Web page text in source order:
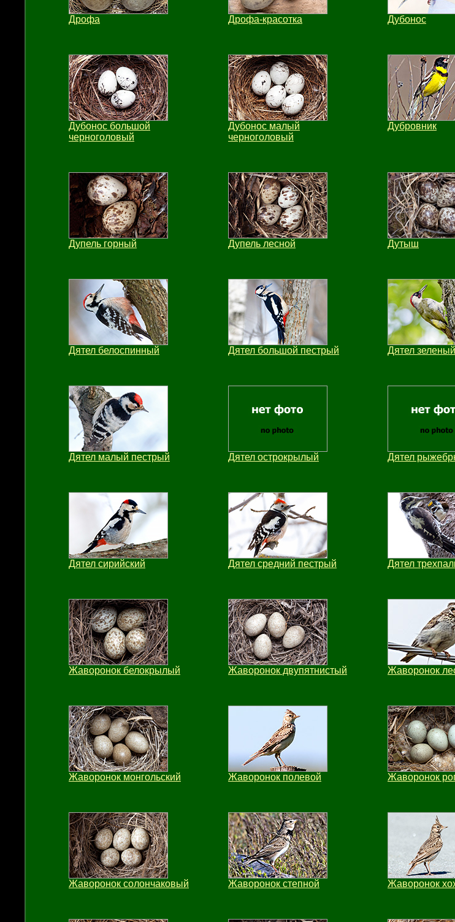
Дрофа Дрофа-красотка Дубонос
Дубонос большой
черноголовый
Дубонос малый
черноголовый
Дубровник
Дупель горный Дупель лесной Дутыш
Дятел белоспинный Дятел большой пестрый Дятел зеленый
Дятел малый пестрый Дятел острокрылый Дятел
Дятел сирийский Дятел средний пестрый Дятел
Жаворонок белокрылый Жаворонок двупятнистый Жаворонок
Жаворонок монгольский Жаворонок полевой Жаворонок
Жаворонок солончаковый Жаворонок степной Жаворонок